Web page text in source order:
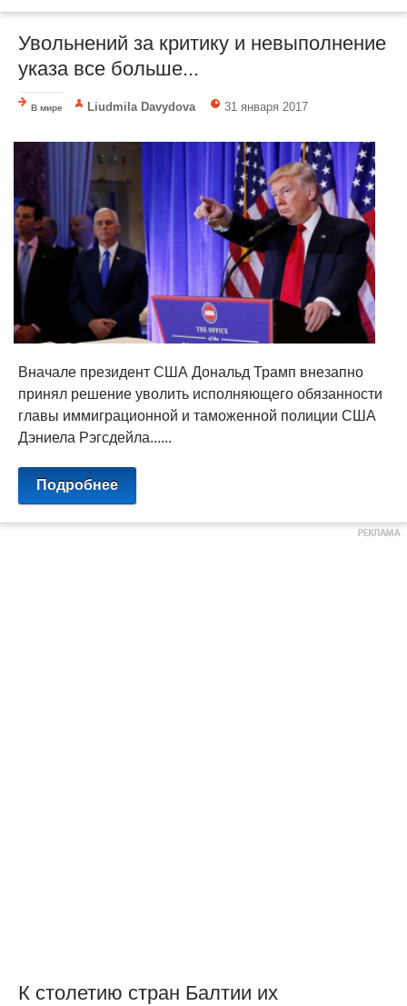
Увольнений за критику и невыполнение
указа все больше...
В мире Liudmila Davydova 31 января 2017
Вначале президент США Дональд Трамп внезапно
принял решение уволить исполняющего обязанности
главы иммиграционной и таможенной полиции США
Дэниела Рэгсдейла......
Подробнее
К столетию стран Балтии их